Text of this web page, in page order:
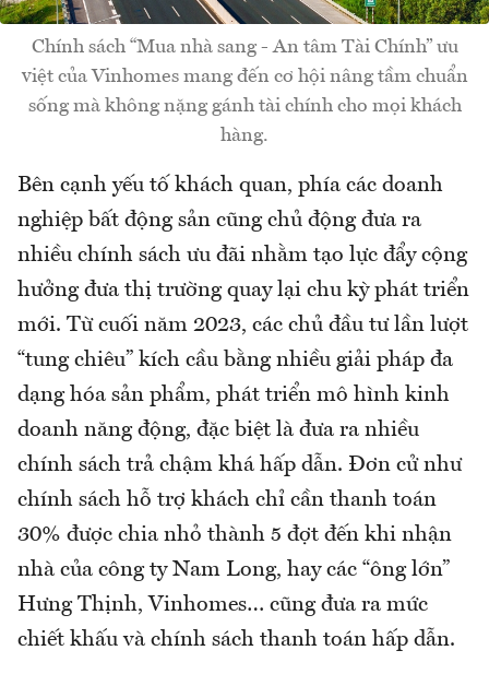
Chính sách “Mua nhà sang - An tâm Tài Chính” ưu
việt của Vinhomes mang đến cơ hội nâng tầm chuẩn
sống mà không nặng gánh tài chính cho mọi khách
hàng.
Bên cạnh yếu tố khách quan, phía các doanh
nghiệp bất động sản cũng chủ động đưa ra
nhiều chính sách ưu đãi nhằm tạo lực đẩy cộng
hưởng đưa thị trường quay lại chu kỳ phát triển
mới. Từ cuối năm 2023, các chủ đầu tư lần lượt
“tung chiêu” kích cầu bằng nhiều giải pháp đa
dạng hóa sản phẩm, phát triển mô hình kinh
doanh năng động, đặc biệt là đưa ra nhiều
chính sách trả chậm khá hấp dẫn. Đơn cử như
chính sách hỗ trợ khách chỉ cần thanh toán
30% được chia nhỏ thành 5 đợt đến khi nhận
nhà của công ty Nam Long, hay các “ông lớn”
Hưng Thịnh, Vinhomes… cũng đưa ra mức
chiết khấu và chính sách thanh toán hấp dẫn.